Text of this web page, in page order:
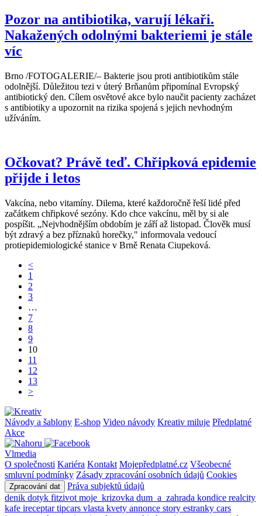
Pozor na antibiotika, varují lékaři.
Nakažených odolnými bakteriemi je stále
víc
Brno /FOTOGALERIE/– Bakterie jsou proti antibiotikům stále
odolnější. Důležitou tezi v úterý Brňanům připomínal Evropský
antibiotický den. Cílem osvětové akce bylo naučit pacienty zacházet
s antibiotiky a upozornit na rizika spojená s jejich nevhodným
užíváním.
Očkovat? Právě teď. Chřipková epidemie
přijde i letos
Vakcína, nebo vitamíny. Dilema, které každoročně řeší lidé před
začátkem chřipkové sezóny. Kdo chce vakcínu, měl by si ale
pospíšit. „Nejvhodnějším obdobím je září až listopad. Člověk musí
být zdravý a bez příznaků horečky," informovala vedoucí
protiepidemio­logické stanice v Brně Renata Ciupeková.
<
1
2
3
…
7
8
9
10
11
12
13
>
Návody a šablony E-shop Video návody Kreativ miluje Předplatné
Akce
Vlmedia
O společnosti Kariéra Kontakt Mojepředplatné.cz Všeobecné
smluvní podmínky Zásady zpracování osobních údajů Cookies
Zpracování dat
Práva subjektů údajů
denik dotyk fitzivot moje_krizovka dum_a_zahrada kondice realcity
kafe ireceptartipcars vlasta kvety annonce story estranky cars